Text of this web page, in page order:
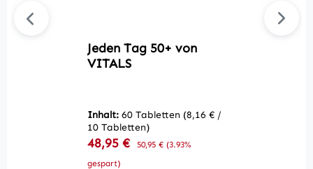
Jeden Tag 50+ von
VITALS
Inhalt: 60 Tabletten (8,16 € /
10 Tabletten)
Verkaufspreis:
48,95 € Regulärer Preis:
50,95 € (3.93%
gespart)